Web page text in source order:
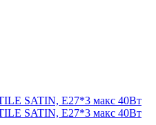
SATIN, E27*3 макс 40Вт
SATIN, E27*3 макс 40Вт